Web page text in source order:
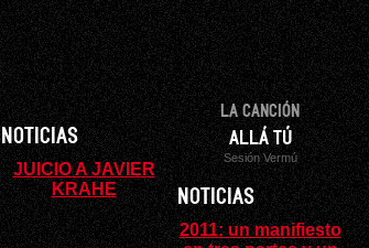
NOTICIAS
JUICIO A JAVIER
KRAHE
LA CANCIÓN
ALLÁ TÚ
Sesión Vermú
NOTICIAS
2011: un manifiesto